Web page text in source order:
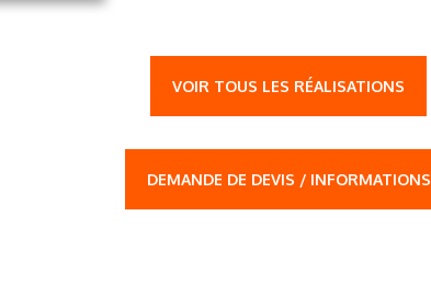
VOIR TOUS LES RÉALISATIONS
DEMANDE DE DEVIS / INFORMATIONS